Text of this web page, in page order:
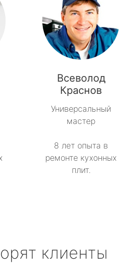
Всеволод
Краснов
Универсальный
мастер
8 лет опыта в
ремонте кухонных
плит.
клиенты